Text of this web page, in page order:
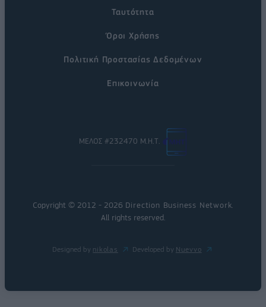
Ταυτότητα
Όροι Χρήσης
Πολιτική Προστασίας Δεδομένων
Επικοινωνία
ΜΕΛΟΣ #232470 Μ.Η.Τ.
Copyright © 2012 - 2026 Direction Business Network.
All rights reserved.
Designed by nikolas Developed by Nuevvo